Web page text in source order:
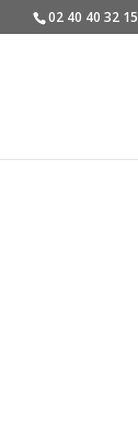
02 40 40 32 15